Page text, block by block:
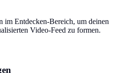
im Entdecken-Bereich, um deinen
Video-Feed zu formen.